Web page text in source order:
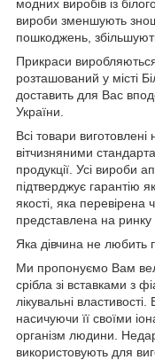
модних виробів із
вироби зменшують
пошкоджень,
Прикраси
розташований у місті
доставить для Вас
України.
Всі товари виготовлені
вітчизняними
продукції. Усі вироби
підтверджує гарантію
якості, яка перевірена
представлена на ринку
Яка дівчина не любить
Ми пропонуємо Вам
срібла зі вставками з
лікувальні
насичуючи її своїми
організм людини.
використовують для